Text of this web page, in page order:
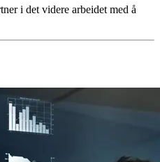
i det videre arbeidet med å